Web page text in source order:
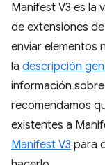
Manifest V3 es la
de extensiones
enviar elementos
la descripción
información
recomendamos
existentes a
Manifest V3 para